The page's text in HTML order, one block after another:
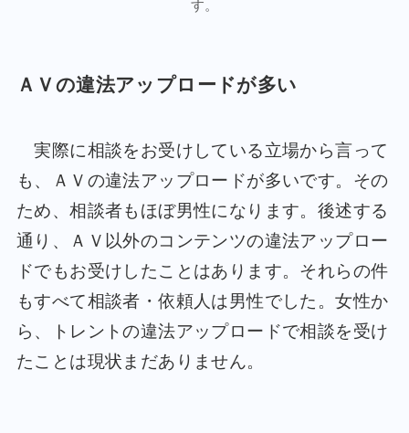
す。
ＡＶの違法アップロードが多い
実際に相談をお受けしている立場から言って
も、ＡＶの違法アップロードが多いです。その
ため、相談者もほぼ男性になります。後述する
通り、ＡＶ以外のコンテンツの違法アップロー
ドでもお受けしたことはあります。それらの件
もすべて相談者・依頼人は男性でした。女性か
ら、トレントの違法アップロードで相談を受け
たことは現状まだありません。